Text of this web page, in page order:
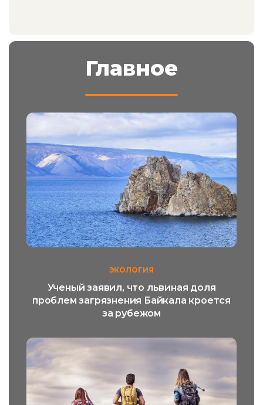
Главное
ЭКОЛОГИЯ
Ученый заявил, что львиная доля
проблем загрязнения Байкала кроется
за рубежом